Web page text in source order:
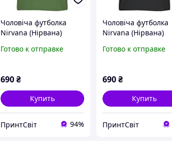
Чоловіча футболка
Nirvana (Нірвана)
Готово к отправке
690₴
Купить
ПринтСвіт 94%
Чоловіча футболка
Nirvana (Нірвана)
Готово к отправке
690₴
Купить
ПринтСвіт